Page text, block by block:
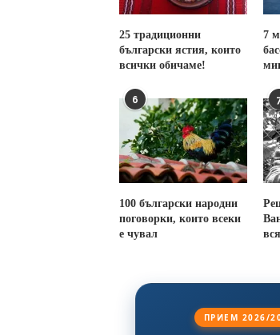
25 традиционни
български ястия, които
всички обичаме!
7
6
100 български народни
поговорки, които всеки
е чувал
ПРИЕМ 2026/